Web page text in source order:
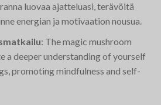
luovaa ajatteluasi, terävöitä
energian ja motivaation nousua.
: The magic mushroom
a deeper understanding of yourself
promoting mindfulness and self-